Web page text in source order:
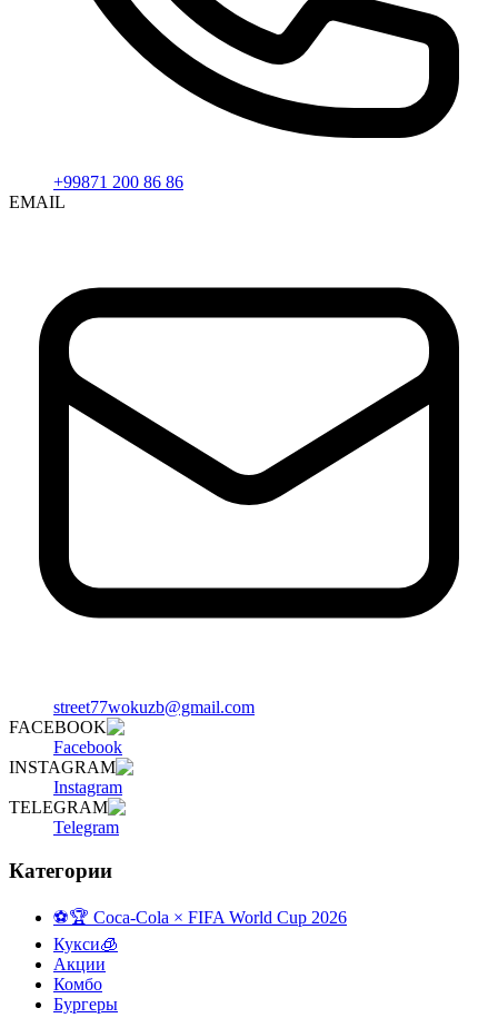
+99871 200 86 86
EMAIL
street77wokuzb@gmail.com
FACEBOOK
Facebook
INSTAGRAM
Instagram
TELEGRAM
Telegram
Категории
⚽️🏆 Coca-Cola × FIFA World Cup 2026
Кукси🧊
Акции
Комбо
Бургеры